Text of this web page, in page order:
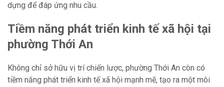
dựng để đáp ứng nhu cầu.
Tiềm năng phát triển kinh tế xã hội tại
phường Thới An
Không chỉ sở hữu vị trí chiến lược, phường Thới An còn có
tiềm năng phát triển kinh tế xã hội mạnh mẽ, tạo ra một môi